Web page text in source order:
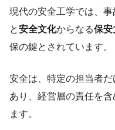
現代の安全工学では、事
と安全文化からなる保安
保の鍵とされています。
安全は、特定の担当者だ
あり、経営層の責任を
ます。